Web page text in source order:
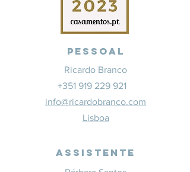
Pessoal
Ricardo Branco
+351 919 229 921
info@ricardobranco.com
Lisboa
Assistente